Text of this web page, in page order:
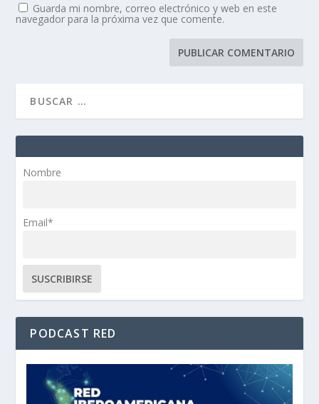
Guarda mi nombre, correo electrónico y web en este
navegador para la próxima vez que comente.
Nombre
Email*
PODCAST RED